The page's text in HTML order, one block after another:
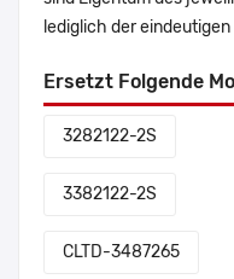
lediglich der
Ersetzt Folgende
3282122-2S
3382122-2S
CLTD-3487265